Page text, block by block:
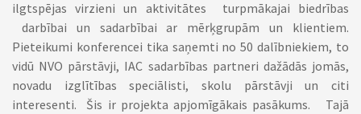
ilgtspējas virzieni un aktivitātes turpmākajai biedrības
darbībai un sadarbībai ar mērķgrupām un klientiem.
Pieteikumi konferencei tika saņemti no 50 dalībniekiem, to
vidū NVO pārstāvji, IAC sadarbības partneri dažādās jomās,
novadu izglītības speciālisti, skolu pārstāvji un citi
interesenti. Šis ir projekta apjomīgākais pasākums. Tajā